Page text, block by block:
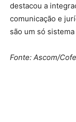
destacou a
comunicação e
são um só
Fonte: Ascom/